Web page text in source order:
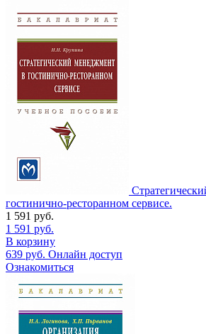
гостинично-ресторанном сервисе.
1 591 руб.
1 591 руб.
В корзину
639 руб. Онлайн доступ
Ознакомиться